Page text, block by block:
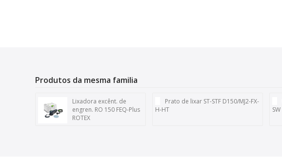
Produtos da mesma familia
Lixadora excênt. de
engren. RO 150 FEQ-Plus
ROTEX
Prato de lixar ST-STF D150/MJ2-FX-
H-HT
SW